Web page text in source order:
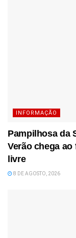
INFORMAÇÃO
Pampilhosa da
Verão chega
livre
8 DE AGOSTO, 2026